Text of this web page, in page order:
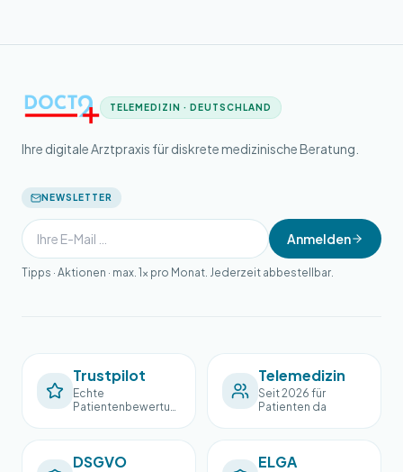
TELEMEDIZIN · DEUTSCHLAND
Ihre digitale Arztpraxis für diskrete medizinische Beratung.
NEWSLETTER
Anmelden
Tipps · Aktionen · max. 1× pro Monat. Jederzeit abbestellbar.
Trustpilot
Echte
Patientenbewertun
Telemedizin
Seit 2026 für
Patienten da
DSGVO ELGA